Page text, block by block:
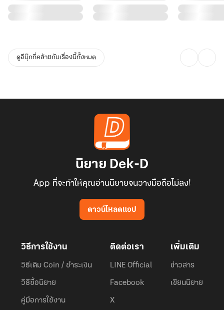
ดูอีบุ๊กที่คล้ายกับเรื่องนี้ทั้งหมด
นิยาย Dek-D
App ที่จะทำให้คุณอ่านนิยายจนวางมือถือไม่ลง!
ดาวน์โหลดแอป
วิธีการใช้งาน
วิธีเติม Coin / ชำระเงิน
วิธีซื้อนิยาย
คู่มือการใช้งาน
ติดต่อเรา
LINE Official
Facebook
X
เพิ่มเติม
ข่าวสาร
เขียนนิยาย